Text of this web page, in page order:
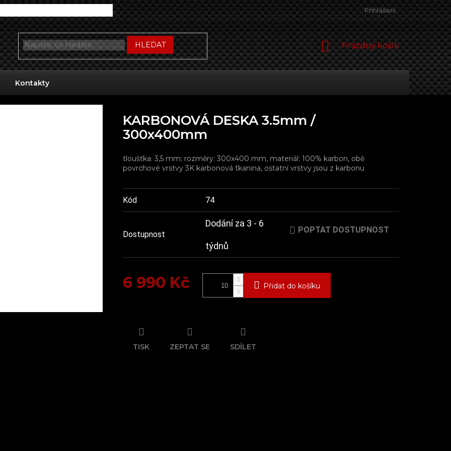
Přihlášení
HLEDAT
NÁKUPNÍ
KOŠÍK
Prázdný košík
Kontakty
KARBONOVÁ DESKA 3.5mm /
300x400mm
tloušťka: 3,5 mm; rozměry: 300x400 mm, materiál: 100% karbon, obě
povrchové vrstvy 3K karbonová tkanina, ostatní vrstvy jsou z karbonu
Kód 74
Dostupnost
Dodání za 3 - 6
týdnů
POPTAT DOSTUPNOST
6 990 Kč Přidat do košíku
TISK ZEPTAT SE SDÍLET